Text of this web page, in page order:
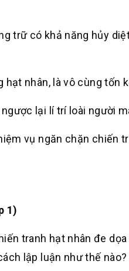
trữ có khả năng hủy
hạt nhân, là vô cùng tốn
lại lí trí loài người
vụ ngăn chặn chiến
1)
tranh hạt nhân đe
lập luận như thế nào?